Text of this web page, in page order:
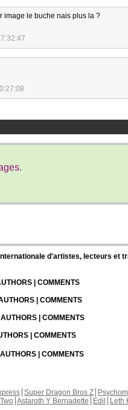
image le buche nais plus la ?
d'artistes, lecteurs et
| COMMENTS
| COMMENTS
| COMMENTS
| COMMENTS
| COMMENTS
Super Dragon Bros Z
Astaroth Y Bernadette Edil Leth